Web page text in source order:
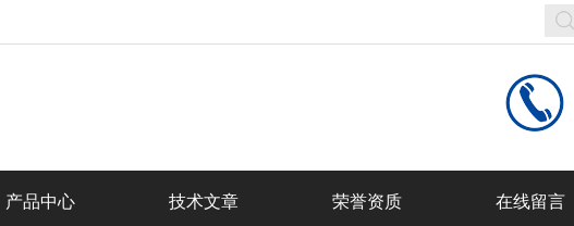
产品中心 技术文章 荣誉资质 在线留言